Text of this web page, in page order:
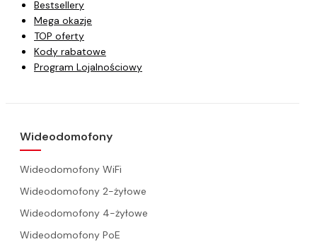
Bestsellery
Mega okazje
TOP oferty
Kody rabatowe
Program Lojalnościowy
Wideodomofony
Wideodomofony WiFi
Wideodomofony 2-żyłowe
Wideodomofony 4-żyłowe
Wideodomofony PoE